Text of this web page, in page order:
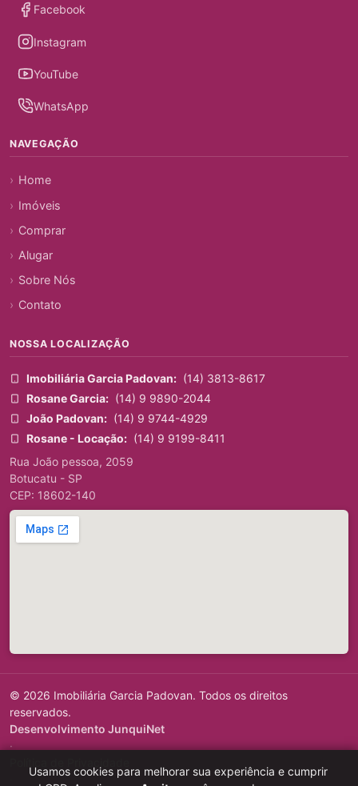
Facebook
Instagram
YouTube
WhatsApp
NAVEGAÇÃO
Home
Imóveis
Comprar
Alugar
Sobre Nós
Contato
NOSSA LOCALIZAÇÃO
Imobiliária Garcia Padovan: (14) 3813-8617
Rosane Garcia: (14) 9 9890-2044
João Padovan: (14) 9 9744-4929
Rosane - Locação: (14) 9 9199-8411
Rua João pessoa, 2059
Botucatu - SP
CEP: 18602-140
© 2026 Imobiliária Garcia Padovan. Todos os direitos
reservados.
Desenvolvimento JunquiNet
·
Usamos cookies para melhorar sua experiência e cumprir